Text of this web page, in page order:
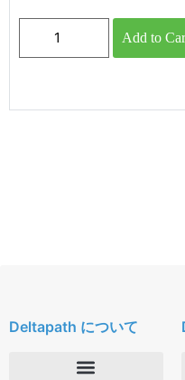
Add to
Deltapath について